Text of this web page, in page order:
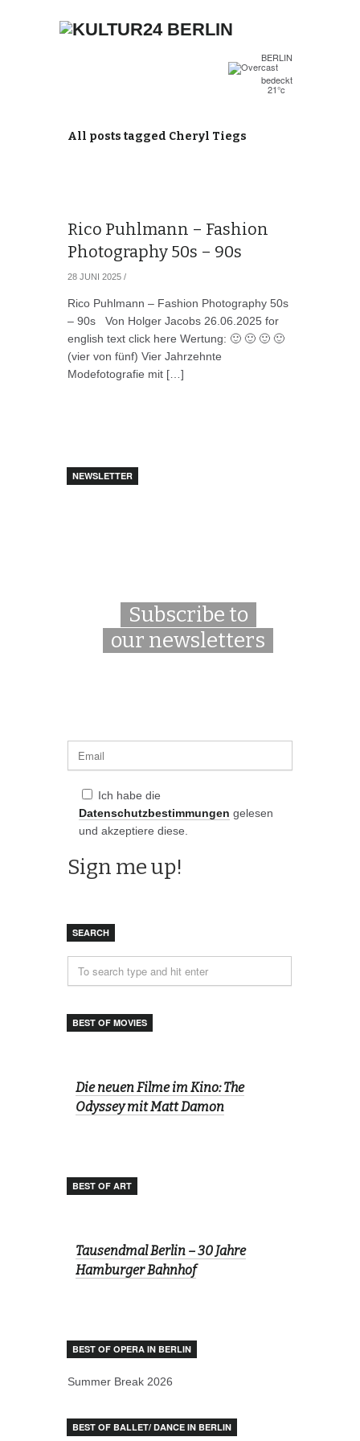
BERLIN
bedeckt
21°c
All posts tagged Cheryl Tiegs
Rico Puhlmann – Fashion
Photography 50s – 90s
28 JUNI 2025 /
Rico Puhlmann – Fashion Photography 50s
– 90s Von Holger Jacobs 26.06.2025 for
english text click here Wertung: 🙂 🙂 🙂 🙂
(vier von fünf) Vier Jahrzehnte
Modefotografie mit […]
NEWSLETTER
Subscribe to
our newsletters
Ich habe die
Datenschutzbestimmungen gelesen
und akzeptiere diese.
SEARCH
BEST OF MOVIES
Die neuen Filme im Kino: The
Odyssey mit Matt Damon
BEST OF ART
Tausendmal Berlin – 30 Jahre
Hamburger Bahnhof
BEST OF OPERA IN BERLIN
Summer Break 2026
BEST OF BALLET/ DANCE IN BERLIN